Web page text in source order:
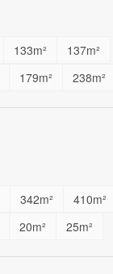
133m²
137m²
179m²
238m²
...
342m²
410m²
20m²
25m²